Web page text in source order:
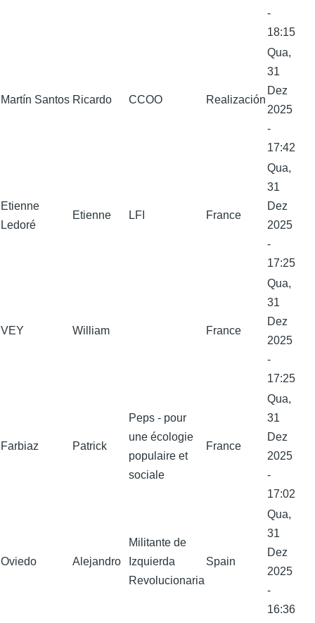
-
18:15
Martín Santos Ricardo CCOO Realización
Qua,
31
Dez
2025
-
17:42
Etienne
Ledoré
Etienne LFI France
Qua,
31
Dez
2025
-
17:25
VEY William France
Qua,
31
Dez
2025
-
17:25
Farbiaz Patrick
Peps - pour
une écologie
populaire et
sociale
France
Qua,
31
Dez
2025
-
17:02
Oviedo Alejandro
Militante de
Izquierda
Revolucionaria
Spain
Qua,
31
Dez
2025
-
16:36